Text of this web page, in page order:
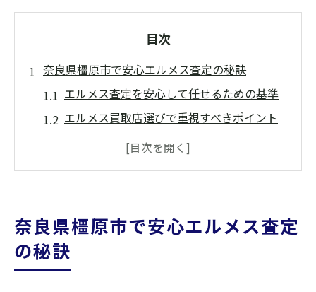
目次
奈良県橿原市で安心エルメス査定の秘訣
エルメス査定を安心して任せるための基準
エルメス買取店選びで重視すべきポイント
エルメス査定の信頼性を見極める方法
エルメス査定で失敗しない注意点
エルメス査定を信頼して進める方法
エルメス査定の流れと安心の進め方
奈良県橿原市で安心エルメス査定
の秘訣